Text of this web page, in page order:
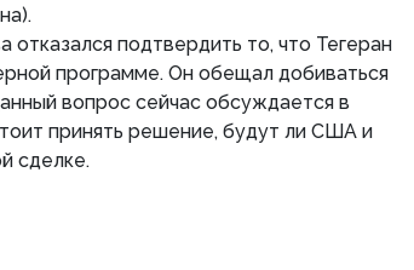
отказался подтвердить то, что Тегеран
программе. Он обещал добиваться
вопрос сейчас обсуждается в
принять решение, будут ли США и
сделке.